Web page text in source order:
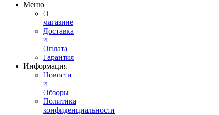
Меню
О
магазине
Доставка
и
Оплата
Гарантия
Информация
Новости
и
Обзоры
Политика
конфиденциальности